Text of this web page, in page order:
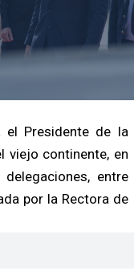
el Presidente de la
viejo continente, en
entre
por la Rectora de